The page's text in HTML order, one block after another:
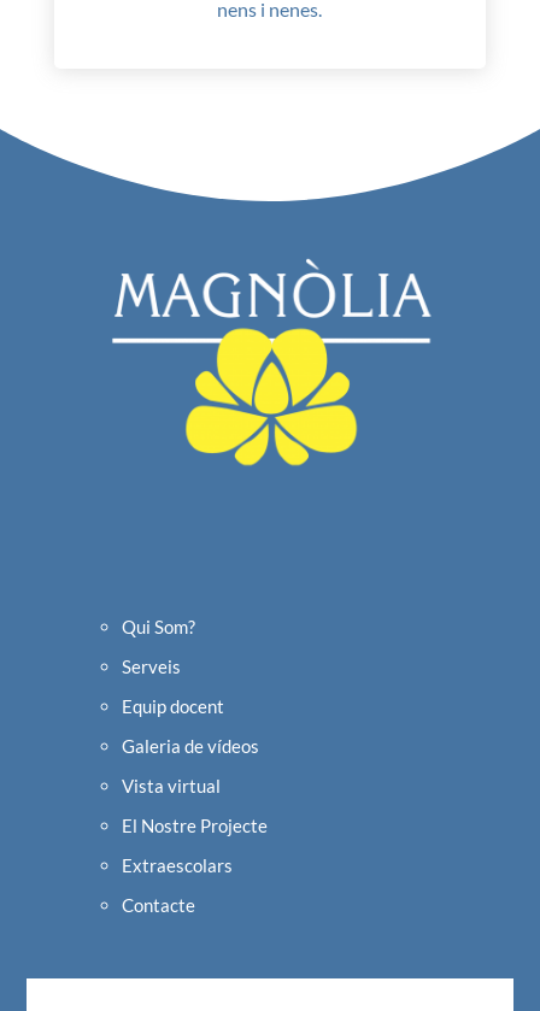
nens i nenes.
Qui Som?
Serveis
Equip docent
Galeria de vídeos
Vista virtual
El Nostre Projecte
Extraescolars
Contacte